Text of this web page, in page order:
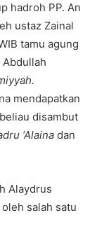
hadroh PP. An
ustaz Zainal
tamu agung
mendapatkan
disambut
‘Alaina dan
Alaydrus
salah satu